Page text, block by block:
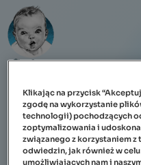
Przejdź do treści
Email:
Klikając na przycisk
zgodę na wykorzystanie
technologii) pochodzących
zoptymalizowania i
związanego z korzystaniem
odwiedzin, jak również w
umożliwiających nam i